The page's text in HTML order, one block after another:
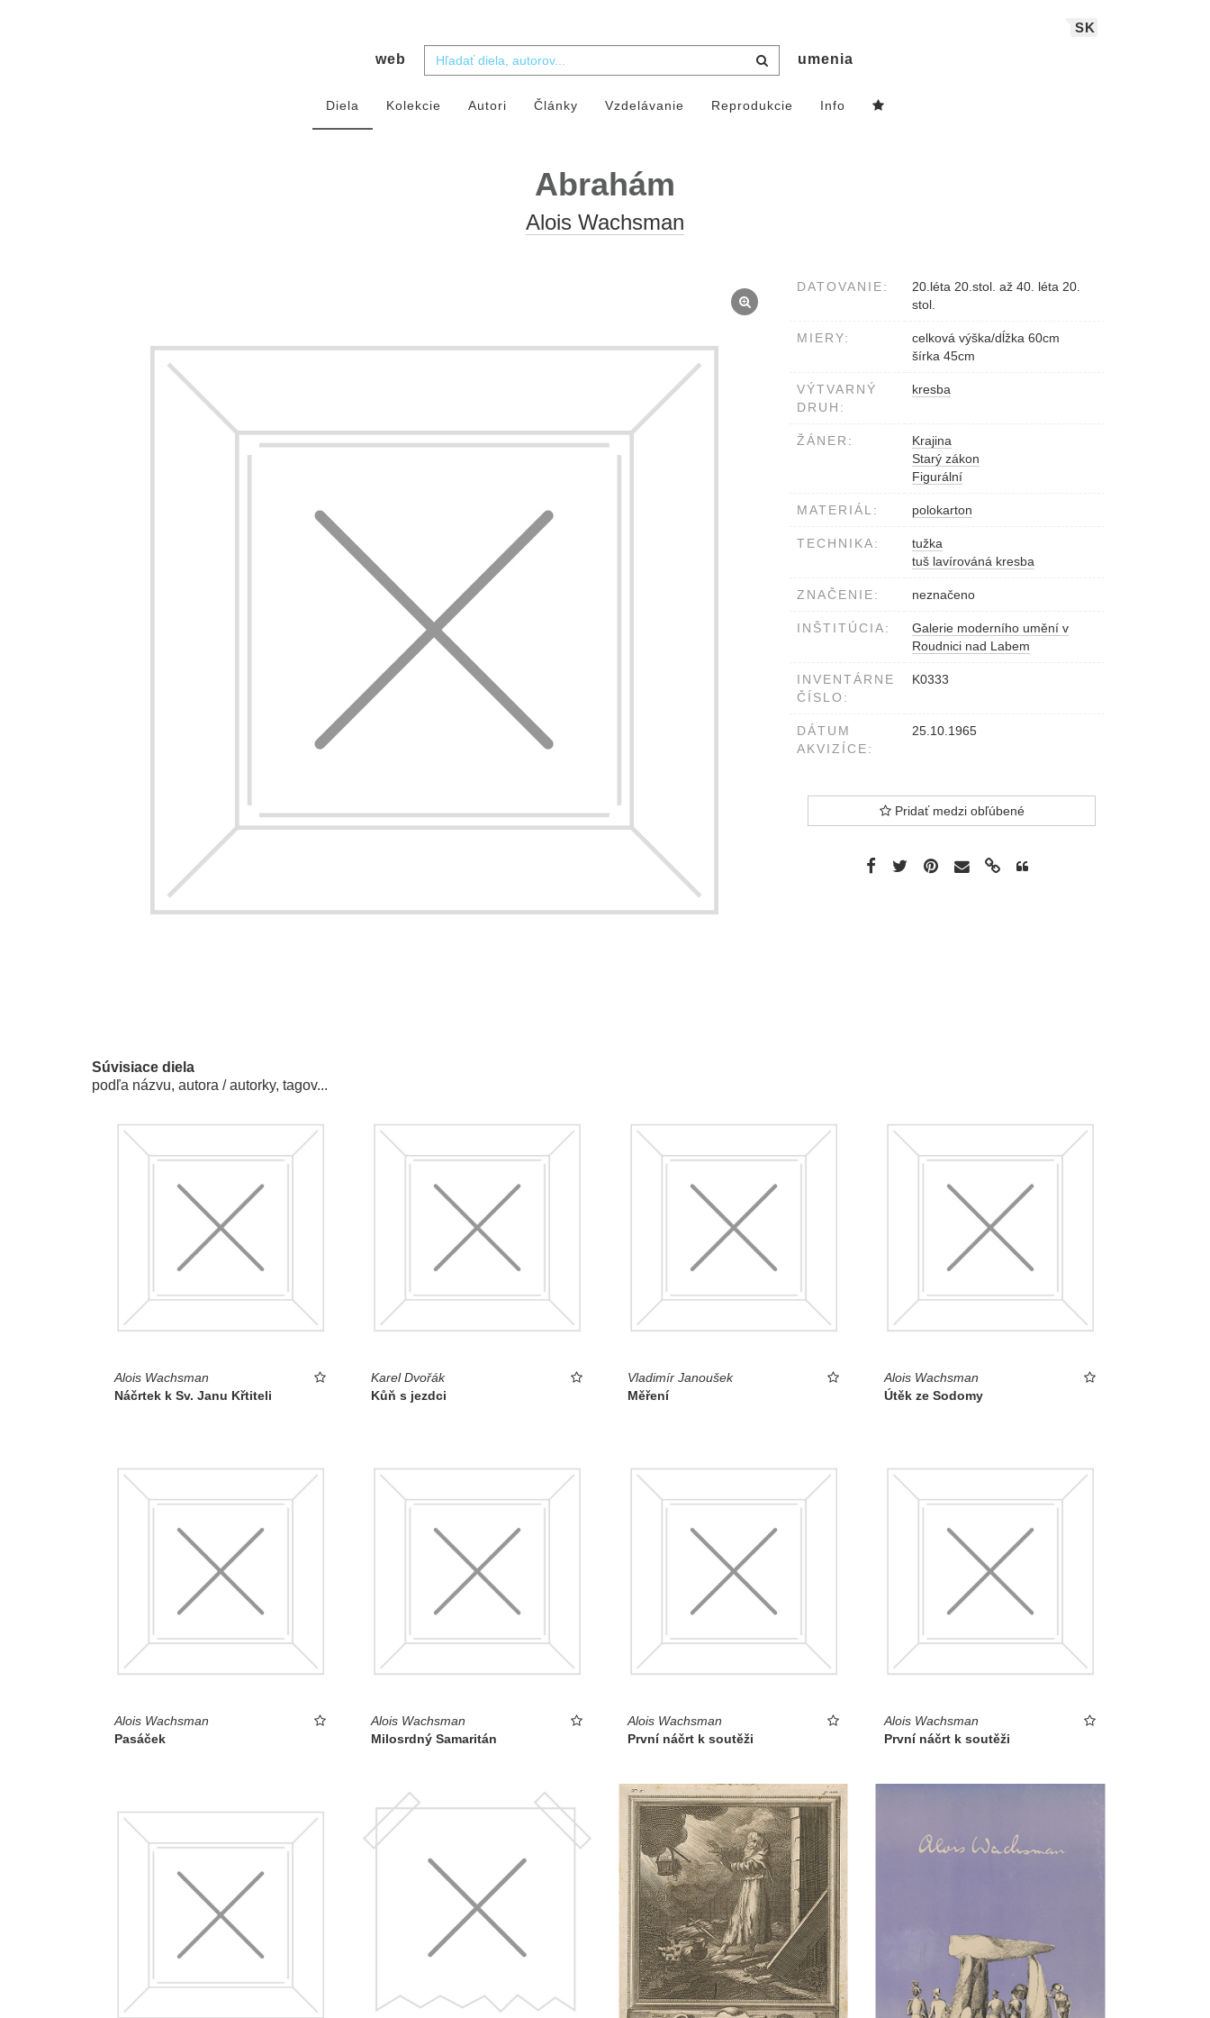
SK
web umenia
Diela Kolekcie Autori Články Vzdelávanie Reprodukcie Info
Abrahám
Alois Wachsman
DATOVANIE:
20.léta 20.stol. až 40. léta 20.
stol.
MIERY:
celková výška/dĺžka 60cm
šírka 45cm
VÝTVARNÝ
DRUH:
kresba
ŽÁNER:
Krajina
Starý zákon
Figurální
MATERIÁL: polokarton
TECHNIKA:
tužka
tuš lavírováná kresba
ZNAČENIE: neznačeno
INŠTITÚCIA:
Galerie moderního umění v
Roudnici nad Labem
INVENTÁRNE
ČÍSLO:
K0333
DÁTUM
AKVIZÍCE:
25.10.1965
Pridať medzi obľúbené
Súvisiace diela
podľa názvu, autora / autorky, tagov...
Alois Wachsman
Náčrtek k Sv. Janu Křtiteli
Karel Dvořák
Kůň s jezdci
Vladimír Janoušek
Měření
Alois Wachsman
Útěk ze Sodomy
Alois Wachsman
Pasáček
Alois Wachsman
Milosrdný Samaritán
Alois Wachsman
První náčrt k soutěži
Alois Wachsman
První náčrt k soutěži